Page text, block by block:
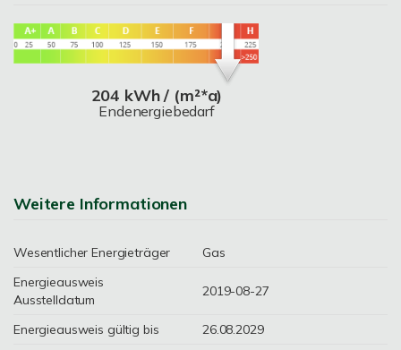
204 kWh / (m²*a)
Endenergiebedarf
Weitere Informationen
Wesentlicher Energieträger
Gas
Energieausweis
Ausstelldatum
2019-08-27
Energieausweis gültig bis
26.08.2029